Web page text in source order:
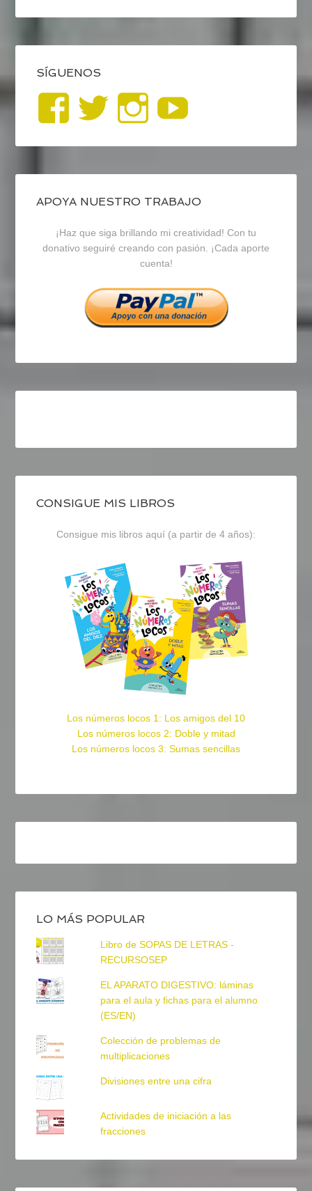
SÍGUENOS
Ver
perfil
de
blogrecursosep
en
Facebook
Ver
perfil
de
recursosep
en
Twitter
Ver
perfil
de
recursosep
en
Instagram
APOYA NUESTRO TRABAJO
¡Haz que siga brillando mi creatividad! Con tu
donativo seguiré creando con pasión. ¡Cada aporte
cuenta!
CONSIGUE MIS LIBROS
Consigue mis libros aquí (a partir de 4 años):
Los números locos 1: Los amigos del 10
Los números locos 2: Doble y mitad
Los números locos 3: Sumas sencillas
LO MÁS POPULAR
Libro de SOPAS DE LETRAS -
RECURSOSEP
EL APARATO DIGESTIVO: láminas
para el aula y fichas para el alumno
(ES/EN)
Colección de problemas de
multiplicaciones
Divisiones entre una cifra
Actividades de iniciación a las
fracciones